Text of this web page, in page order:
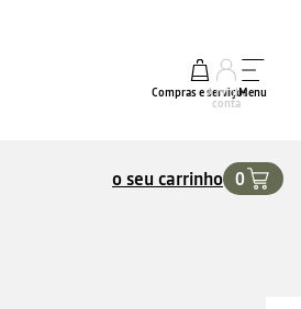
Compras e serviços
A minha
conta
Menu
o seu carrinho 0